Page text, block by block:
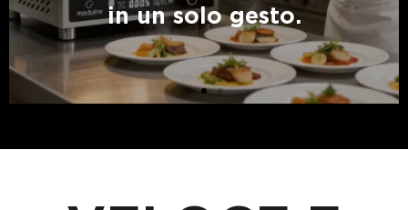
in un solo gesto.